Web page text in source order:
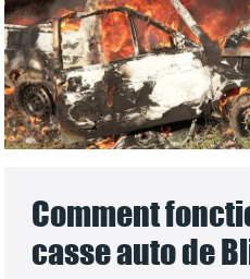
Comment
casse auto de